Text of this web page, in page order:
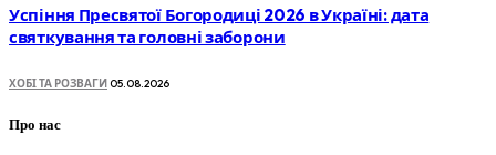
Успіння Пресвятої Богородиці 2026 в Україні: дата
святкування та головні заборони
ХОБІ ТА РОЗВАГИ 05.08.2026
Про нас